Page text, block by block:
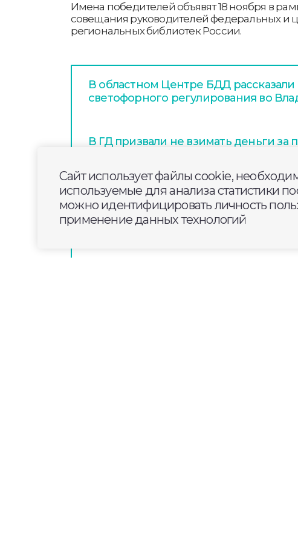
Имена победителей объявят 18 ноября в
совещания руководителей федеральных и
региональных библиотек России.
В областном Центре БДД рассказали
светофорного регулирования во
В ГД призвали не взимать деньги за
На премию «Человек труда» подано
заявок
Сайт использует файлы cookie,
используемые для анализа статистики
можно идентифицировать личность
применение данных технологий